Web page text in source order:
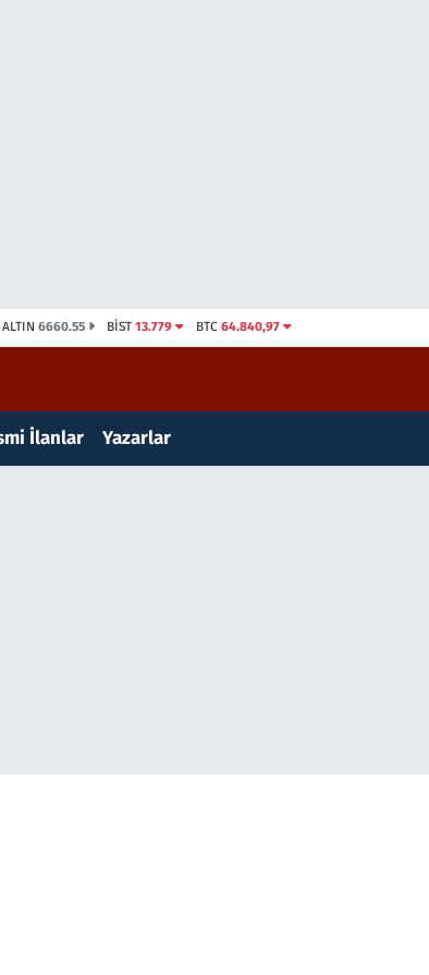
ALTIN 6660.55 BİST13.779 BTC 64.840,97
İlanlar Yazarlar